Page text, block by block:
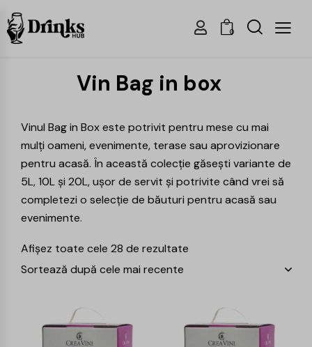
0
Vin Bag in box
Vinul Bag in Box este potrivit pentru mese cu mai
mulți oameni, evenimente, terase sau aprovizionare
pentru acasă. În această colecție găsești variante de
5L, 10L și 20L, ușor de servit și potrivite când vrei să
completezi o selecție de băuturi pentru acasă sau
evenimente.
Afișez toate cele 28 de rezultate